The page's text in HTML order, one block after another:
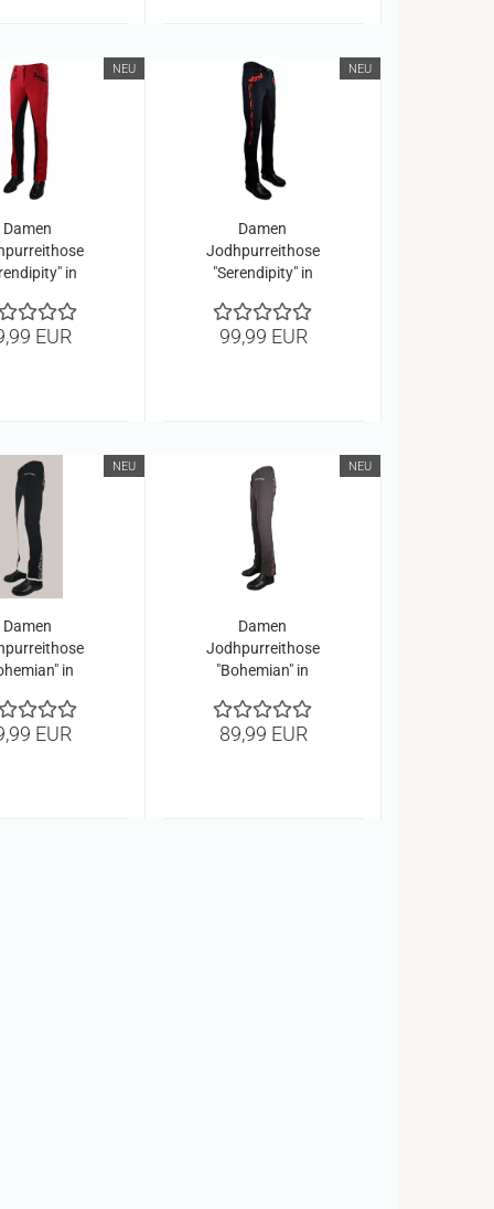
NEU
Damen
in
EUR
NEU
Damen
Jodhpurreithose
"Serendipity" in
99,99 EUR
NEU
Damen
in
EUR
NEU
Damen
Jodhpurreithose
"Bohemian" in
89,99 EUR